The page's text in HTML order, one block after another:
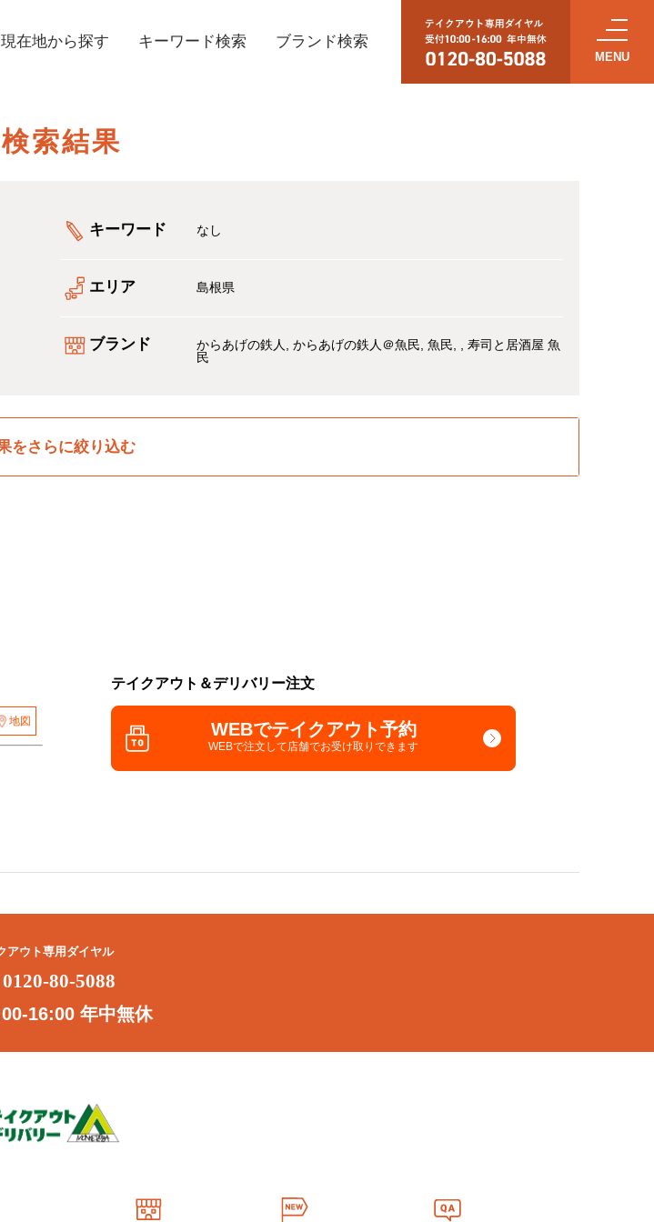
現在地から探す キーワード検索 ブランド検索
検索結果
キーワード なし
エリア 島根県
ブランド からあげの鉄人 からあげの鉄人＠魚民 魚民
寿司と居酒屋 魚
民
をさらに絞り込む
地図
テイクアウト＆デリバリー注文
WEBでテイクアウト予約
WEBで注文して店舗でお受け取りできます
アウト専用ダイヤル
0120-80-5088
16:00 年中無休